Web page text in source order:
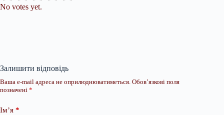
No votes yet.
Залишити відповідь
Ваша e-mail адреса не оприлюднюватиметься. Обов’язкові поля
позначені *
Ім’я *